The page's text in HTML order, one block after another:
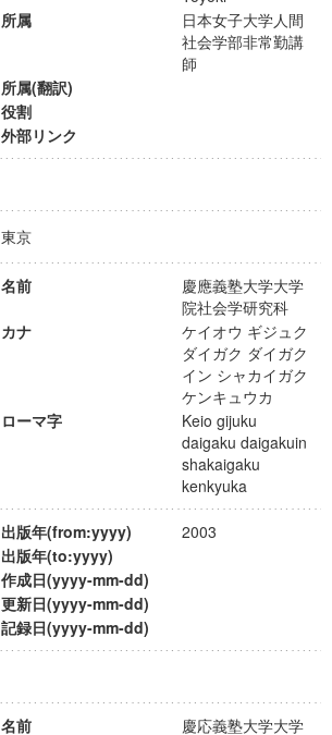
所属
日本女子大学人間
社会学部非常勤講
師
所属(翻訳)
役割
外部リンク
東京
名前
慶應義塾大学大学
院社会学研究科
カナ
ケイオウ ギジュク
ダイガク ダイガク
イン シャカイガク
ケンキュウカ
ローマ字
Keio gijuku
daigaku daigakuin
shakaigaku
kenkyuka
出版年(from:yyyy)
2003
出版年(to:yyyy)
作成日(yyyy-mm-dd)
更新日(yyyy-mm-dd)
記録日(yyyy-mm-dd)
名前
慶応義塾大学大学